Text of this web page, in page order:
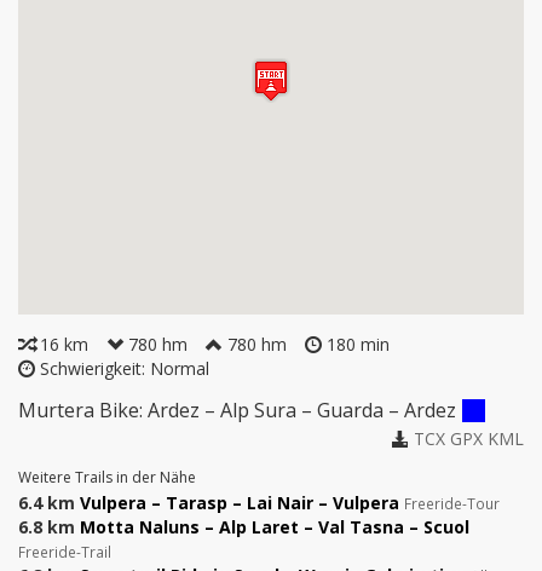
16 km 780 hm 780 hm
180 min
Schwierigkeit: Normal
Murtera Bike: Ardez – Alp Sura – Guarda – Ardez
TCX GPX KML
Weitere Trails in der Nähe
6.4 km Vulpera – Tarasp – Lai Nair – Vulpera Freeride-Tour
6.8 km Motta Naluns – Alp Laret – Val Tasna – Scuol
Freeride-Trail